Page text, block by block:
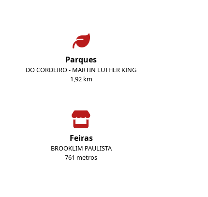
Parques
DO CORDEIRO - MARTIN LUTHER KING
1,92 km
Feiras
BROOKLIM PAULISTA
761 metros